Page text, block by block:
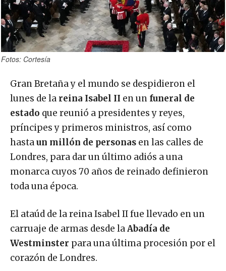
Fotos: Cortesía
Gran Bretaña y el mundo se despidieron el
lunes de la reina Isabel II en un funeral de
estado que reunió a presidentes y reyes,
príncipes y primeros ministros, así como
hastaun millón de personas en las calles de
Londres, para dar un último adiós a una
monarca cuyos 70 años de reinado definieron
toda una época.
El ataúd de la reina Isabel II fue llevado en un
carruaje de armas desde laAbadía de
Westminster para una última procesión por el
corazón de Londres.